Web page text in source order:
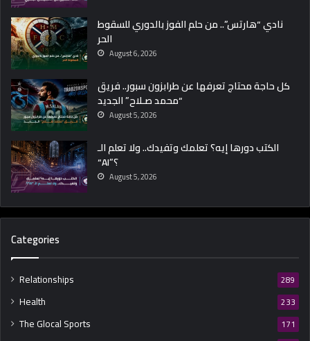
نادي “هارتس”.. من حلم الفوز بالدوري للسقوط
الحر
August 6, 2026
كل حاجة محتاج تعرفها عن طرابزون سبور.. فريق
“محمد صـلاح” الجديد
August 5, 2026
الكتب دورها إيه؟ تعلمك وتفيدك.. ولا تعلم الـ
“AI”؟
August 5, 2026
Categories
Relationships 289
Health 233
The Glocal Sports 171